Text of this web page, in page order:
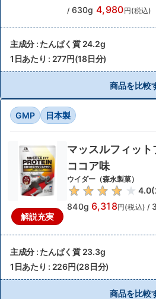
/ 630g 4,980円(税込)
主成分 : たんぱく質 24.2g
1日あたり : 277円(18日分)
商品を比較
GMP 日本製
解説充実
マッスルフィッ
ココア味
ウイダー（森永製菓）
4.0(
840g 6,318円(税込) /
主成分 : たんぱく質 23.3g
1日あたり : 226円(28日分)
商品を比較